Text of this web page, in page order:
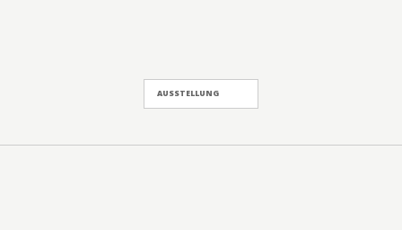
AUSSTELLUNG